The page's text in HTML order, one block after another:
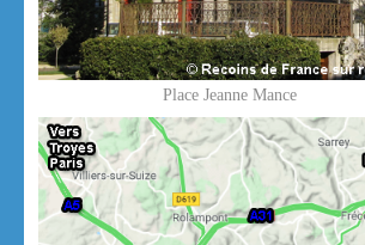
Place Jeanne Mance